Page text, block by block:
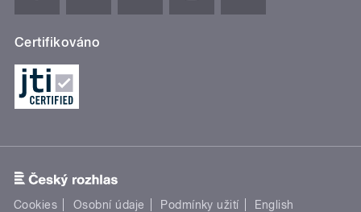
Certifikováno
Cookies Osobní údaje Podmínky užití English